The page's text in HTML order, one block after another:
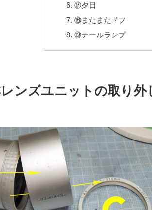
⑰夕日
⑱またまたドフ
⑲テールランプ
ンズユニットの取り外